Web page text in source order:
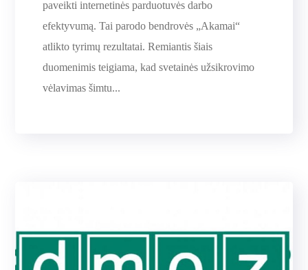
paveikti internetinės parduotuvės darbo
efektyvumą. Tai parodo bendrovės „Akamai“
atlikto tyrimų rezultatai. Remiantis šiais
duomenimis teigiama, kad svetainės užsikrovimo
vėlavimas šimtu...